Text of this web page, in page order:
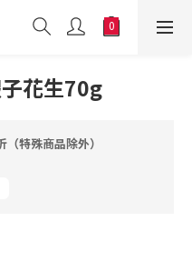
花生70g
特殊商品除外）